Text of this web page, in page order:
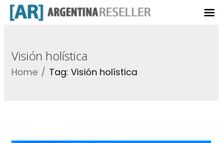
Visión holística
Home Tag: Visión holística